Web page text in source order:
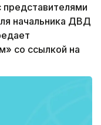
начальника ДВД
со ссылкой на